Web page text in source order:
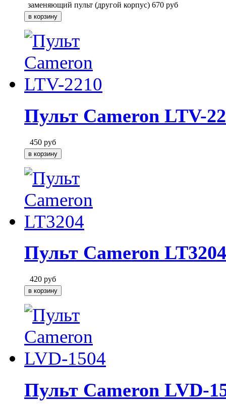
заменяющий пульт (другой корпус) 670 руб
Пульт Cameron LTV-
450 руб
Пульт Cameron LT3204
420 руб
Пульт Cameron LVD-